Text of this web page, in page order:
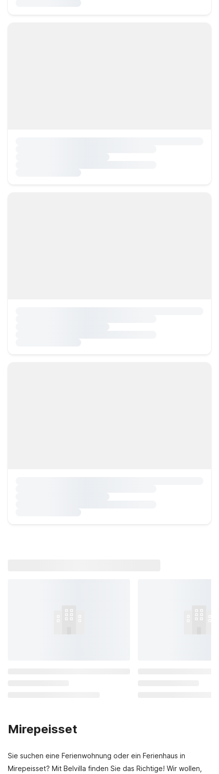
Mirepeisset
Sie suchen eine Ferienwohnung oder ein Ferienhaus in
Mirepeisset? Mit Belvilla finden Sie das Richtige! Wir wollen,